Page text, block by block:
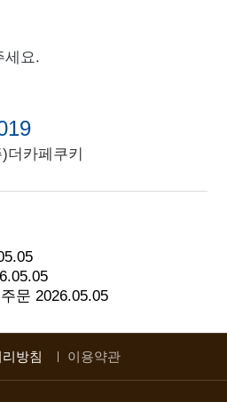
세요.
더카페쿠키
문 2026.05.05
방침 이용약관